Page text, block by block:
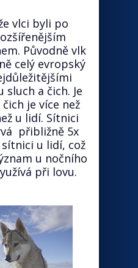
vlci byli po
Původně vlk
celý evropský
sluch a čich. Je
je více než
u lidí. Sítnici
přibližně 5x
u lidí, což
u nočního
při lovu.